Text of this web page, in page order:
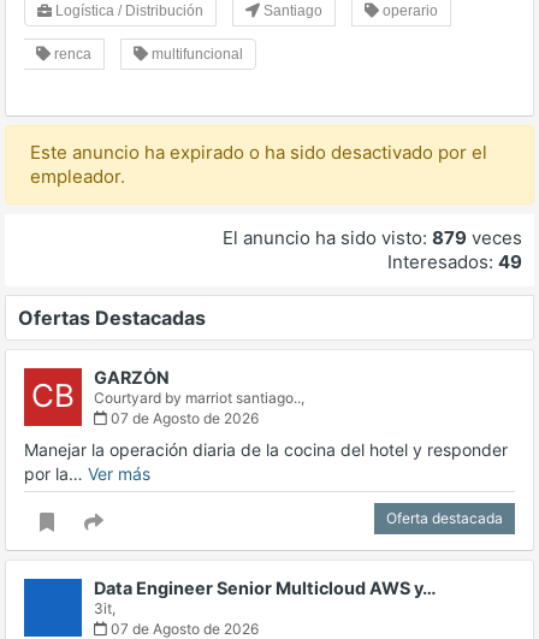
Logística / Distribución Santiago operario
renca multifuncional
Este anuncio ha expirado o ha sido desactivado por el
empleador.
El anuncio ha sido visto: 879 veces
Interesados: 49
Ofertas Destacadas
CB GARZÓN
Courtyard by marriot santiago..,
07 de Agosto de 2026
Manejar la operación diaria de la cocina del hotel y responder
por la… Ver más
Oferta destacada
Data Engineer Senior Multicloud AWS y…
3it,
07 de Agosto de 2026